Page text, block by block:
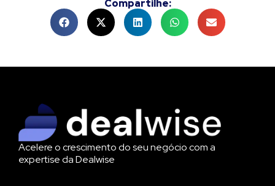
Compartilhe:
Acelere o crescimento do seu negócio com a
expertise da Dealwise